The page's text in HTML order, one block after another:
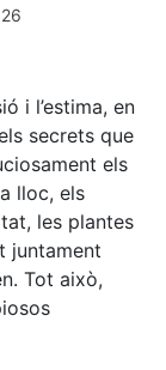
i l’estima, en
secrets que
els
lloc, els
les plantes
juntament
Tot això,